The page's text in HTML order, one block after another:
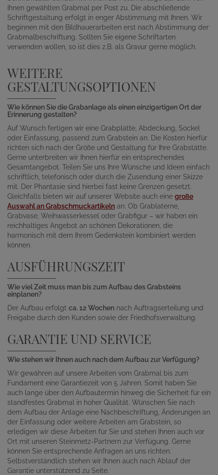
Ihnen gewählten Grabmal per Post zu. Die abschließende
Schriftgestaltung erfolgt in enger Abstimmung mit Ihnen. Wir
beginnen mit den Bildhauerarbeiten erst nach Abstimmung der
Grabmalbeschriftung. Sollten Sie eigene Schriftarten
verwenden wollen, so ist dies z.B. als Gravur gerne möglich.
WEITERE
GESTALTUNGSOPTIONEN
Wie können Sie die Grabanlage als einen einzigartigen Ort der
Erinnerung gestalten?
Auf Wunsch fertigen wir eine Grabplatte, Abdeckung, Sockel
oder Einfassung, passend zum Grabstein an. Die Kosten hierfür
richten sich nach der Größe und Gestaltung für Ihre Grabstätte.
Gerne unterbreiten wir Ihnen hierfür ein entsprechendes
Gesamtangebot. Teilen Sie uns Ihre Wünsche und Ideen einfach
schriftlich, telefonisch oder durch die Zusendung einer Skizze
mit. Der Phantasie sind hierbei fast keine Grenzen gesetzt.
Gleichfalls bieten wir auf unserer Website auch eine große
Auswahl an Grabschmuckartikeln an. Ob Grablaterne,
Grabvase, Weihwasserkessel oder Grabfigur – wir haben ein
reichhaltiges Angebot an schönen Dekorationen, die
harmonisch mit dem Ihrem Gedenkstein kombiniert werden
können.
AUSFÜHRUNGSZEIT
Wie viel Zeit muss man bis zum Aufbau des Grabsteins
einplanen?
Der Aufbau erfolgt ca. 12 Wochen nach Auftragserteilung und
Freigabe durch den Kunden sowie der Friedhofsverwaltung.
GARANTIE UND SERVICE
Wie stehen wir Ihnen auch nach dem Aufbau zur Verfügung?
Wir gewähren auf unsere Arbeiten vom Grabmal bis zum
Fundament eine Garantiezeit von 5 Jahren. Somit haben Sie
auch lange über den Aufbautermin hinweg die Sicherheit für ein
standfestes Grabmal in hoher Qualität. Wünschen Sie nach
dem Aufbau der Anlage eine Nachbeschriftung, Änderungen an
der Einfassung oder weitere Arbeiten am Grabstein, so
erledigen wir diese Arbeiten für Sie und stehen Ihnen auch vor
Ort mit unseren Steinmetz-Partnern zur Verfügung. Gerne
können Sie entsprechende Anfragen an uns richten.
Selbstverständlich stehen wir Ihnen auch nach Ablauf der
Garantie unterstützend zu Seite.